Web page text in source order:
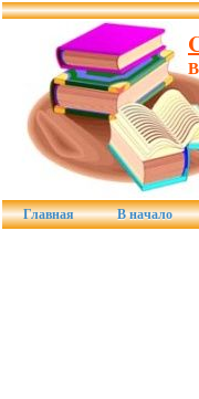
Главная В начало